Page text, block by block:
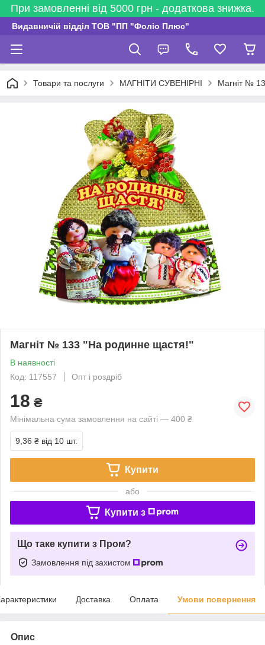
При замовленні від 5000 грн - додаткова знижка.
Видавничій відділ ТОВ "ПП "Фоліо Плюс"
Товари та послуги МАГНІТИ СУВЕНІРНІ Магніт №
Магніт № 133 "На родинне щастя!"
В наявності
Код: 117557
Опт і роздріб
18 ₴
Мінімальна сума замовлення на сайті — 400 ₴
9,36 ₴ від 10 шт.
Купити
або
Купити з
Що таке купити з Пром?
Замовлення під захистом
Доставка Оплата Умови повернення
Опис